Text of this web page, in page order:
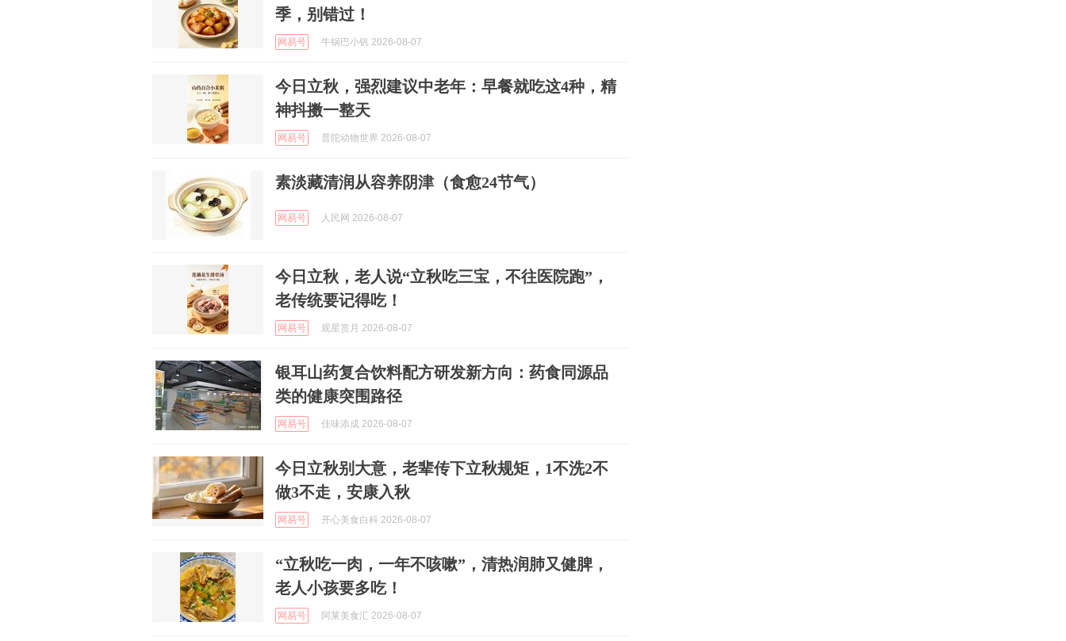
季，别错过！
网易号 牛锅巴小钒 2026-08-07
今日立秋，强烈建议中老年：早餐就吃这4种，精
神抖擞一整天
网易号 普陀动物世界 2026-08-07
素淡藏清润从容养阴津（食愈24节气）
网易号 人民网 2026-08-07
今日立秋，老人说“立秋吃三宝，不往医院跑”，
老传统要记得吃！
网易号 观星赏月 2026-08-07
银耳山药复合饮料配方研发新方向：药食同源品
类的健康突围路径
网易号 佳味添成 2026-08-07
今日立秋别大意，老辈传下立秋规矩，1不洗2不
做3不走，安康入秋
网易号 开心美食白科 2026-08-07
“立秋吃一肉，一年不咳嗽”，清热润肺又健脾，
老人小孩要多吃！
网易号 阿莱美食汇 2026-08-07